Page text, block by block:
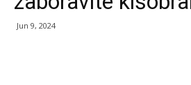
Jun 9, 2024